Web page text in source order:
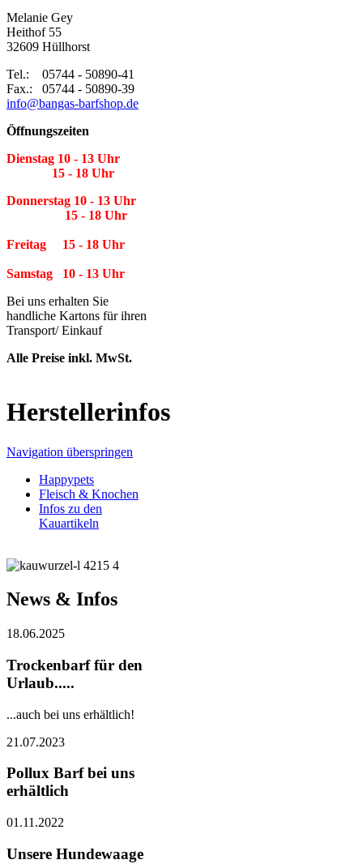
Melanie Gey
Heithof 55
32609 Hüllhorst
Tel.: 05744 - 50890-41
Fax.: 05744 - 50890-39
info@bangas-barfshop.de
Öffnungszeiten
Dienstag 10 - 13 Uhr
15 - 18 Uhr
Donnerstag 10 - 13 Uhr
15 - 18 Uhr
Freitag 15 - 18 Uhr
Samstag 10 - 13 Uhr
Bei uns erhalten Sie
handliche Kartons für ihren
Transport/ Einkauf
Alle Preise inkl. MwSt.
Herstellerinfos
Navigation überspringen
Happypets
Fleisch & Knochen
Infos zu den
Kauartikeln
News & Infos
18.06.2025
Trockenbarf für den
Urlaub.....
...auch bei uns erhältlich!
21.07.2023
Pollux Barf bei uns
erhältlich
01.11.2022
Unsere Hundewaage